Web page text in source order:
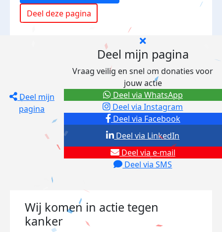
Deel deze pagina
Deel mijn
pagina
Deel mijn pagina
Vraag veilig en snel om donaties voor
jouw actie
Deel via Facebook
Deel via Instagram
Deel via e-mail
Deel via SMS
Deel via LinkedIn
Deel via WhatsApp
Wij komen in actie tegen
kanker